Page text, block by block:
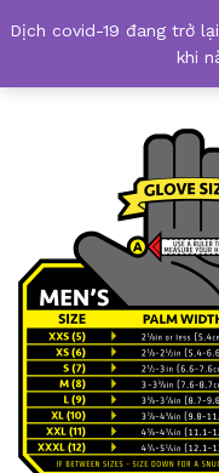
Dịch covid-19 đang trở
khi